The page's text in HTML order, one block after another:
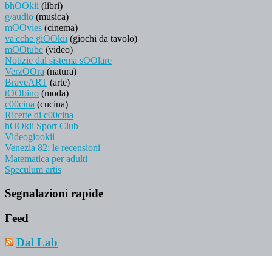
bhOOkii (libri)
g/audio (musica)
mOOvies (cinema)
va'cche giOOkii (giochi da tavolo)
mOOtube (video)
Notizie dal sistema sOOlare
VerzOOra (natura)
BraveART (arte)
tOObino (moda)
c00cina (cucina)
Ricette di c00cina
hOOkii Sport Club
Videogiookii
Venezia 82: le recensioni
Matematica per adulti
Speculum artis
Segnalazioni rapide
Feed
Dal Lab